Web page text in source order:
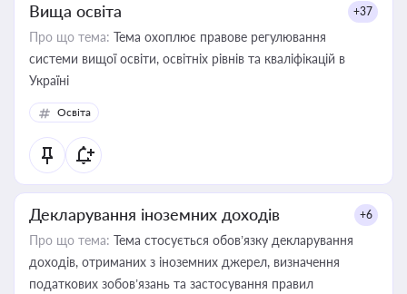
Вища освіта +37
Про що тема: Тема охоплює правове регулювання
системи вищої освіти, освітніх рівнів та кваліфікацій в
Україні
Освіта
Декларування іноземних доходів +6
Про що тема: Тема стосується обов’язку декларування
доходів, отриманих з іноземних джерел, визначення
податкових зобов’язань та застосування правил